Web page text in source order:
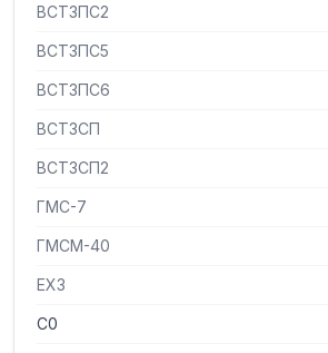
ВСТ3ПС2
ВСТ3ПС5
ВСТ3ПС6
ВСТ3СП
ВСТ3СП2
ГМС-7
ГМСМ-40
ЕХ3
С0